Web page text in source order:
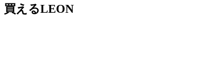
買えるLEON